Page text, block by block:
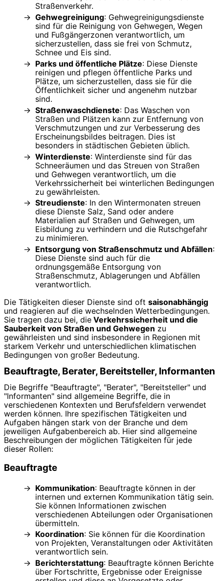
Straßenverkehr.
Gehwegreinigung: Gehwegreinigungsdienste
sind für die Reinigung von Gehwegen, Wegen
und Fußgängerzonen verantwortlich, um
sicherzustellen, dass sie frei von Schmutz,
Schnee und Eis sind.
Parks und öffentliche Plätze: Diese Dienste
reinigen und pflegen öffentliche Parks und
Plätze, um sicherzustellen, dass sie für die
Öffentlichkeit sicher und angenehm nutzbar
sind.
Straßenwaschdienste: Das Waschen von
Straßen und Plätzen kann zur Entfernung von
Verschmutzungen und zur Verbesserung des
Erscheinungsbildes beitragen. Dies ist
besonders in städtischen Gebieten üblich.
Winterdienste: Winterdienste sind für das
Schneeräumen und das Streuen von Straßen
und Gehwegen verantwortlich, um die
Verkehrssicherheit bei winterlichen Bedingungen
zu gewährleisten.
Streudienste: In den Wintermonaten streuen
diese Dienste Salz, Sand oder andere
Materialien auf Straßen und Gehwegen, um
Eisbildung zu verhindern und die Rutschgefahr
zu minimieren.
Entsorgung von Straßenschmutz und Abfällen:
Diese Dienste sind auch für die
ordnungsgemäße Entsorgung von
Straßenschmutz, Ablagerungen und Abfällen
verantwortlich.
Die Tätigkeiten dieser Dienste sind oft saisonabhängig
und reagieren auf die wechselnden Wetterbedingungen.
Sie tragen dazu bei, die Verkehrssicherheit und die
Sauberkeit von Straßen und Gehwegen zu
gewährleisten und sind insbesondere in Regionen mit
starkem Verkehr und unterschiedlichen klimatischen
Bedingungen von großer Bedeutung.
Beauftragte, Berater, Bereitsteller, Informanten
Die Begriffe "Beauftragte", "Berater", "Bereitsteller" und
"Informanten" sind allgemeine Begriffe, die in
verschiedenen Kontexten und Berufsfeldern verwendet
werden können. Ihre spezifischen Tätigkeiten und
Aufgaben hängen stark von der Branche und dem
jeweiligen Aufgabenbereich ab. Hier sind allgemeine
Beschreibungen der möglichen Tätigkeiten für jede
dieser Rollen:
Beauftragte
Kommunikation: Beauftragte können in der
internen und externen Kommunikation tätig sein.
Sie können Informationen zwischen
verschiedenen Abteilungen oder Organisationen
übermitteln.
Koordination: Sie können für die Koordination
von Projekten, Veranstaltungen oder Aktivitäten
verantwortlich sein.
Berichterstattung: Beauftragte können Berichte
über Fortschritte, Ergebnisse oder Ereignisse